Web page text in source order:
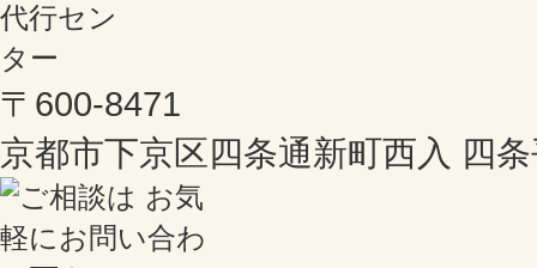
〒600-8471
京都市下京区四条通新町西入 四